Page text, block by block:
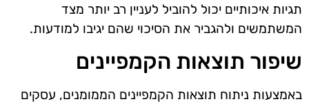
תגיות איכותיים יכול להוביל לעניין רב יותר מצד
המשתמשים ולהגביר את הסיכוי שהם יגיבו למודעות.
שיפור תוצאות הקמפיינים
באמצעות ניתוח תוצאות הקמפיינים הממומנים, עסקים